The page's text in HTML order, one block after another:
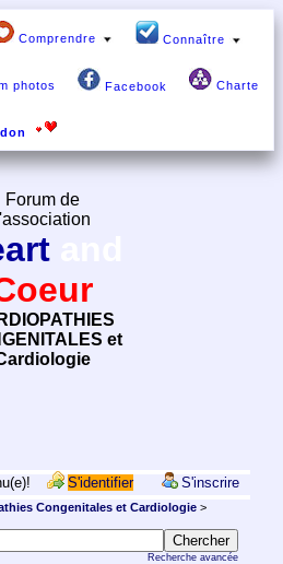
Comprendre Connaître
photos Facebook Charte
Forum de
l'association
et
S'identifier S'inscrire
Congenitales et Cardiologie>
Recherche avancée